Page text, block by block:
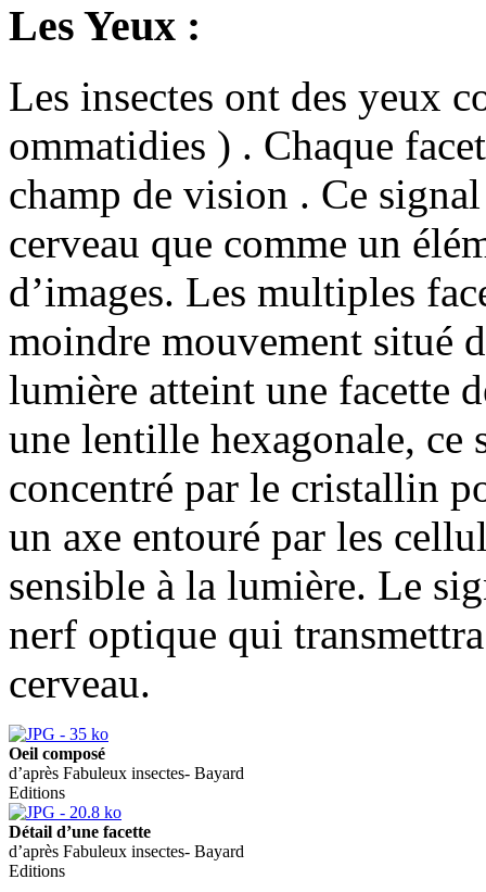
Les Yeux :
Les insectes ont des yeux
ommatidies ) . Chaque
champ de vision . Ce
cerveau que comme un
d’images. Les multiples
moindre mouvement situé
lumière atteint une facette
une lentille hexagonale, ce
concentré par le cristallin
un axe entouré par les
sensible à la lumière. Le
nerf optique qui
cerveau.
Oeil composé
d’après Fabuleux insectes- Bayard
Editions
Détail d’une facette
d’après Fabuleux insectes- Bayard
Editions